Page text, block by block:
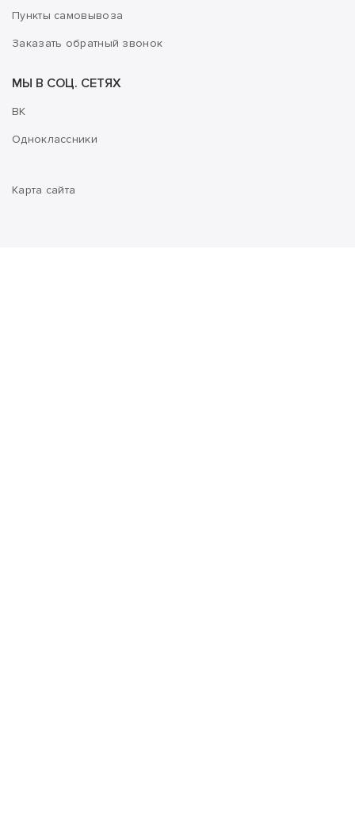
Пункты самовывоза
Заказать обратный звонок
МЫ В СОЦ. СЕТЯХ
ВК
Одноклассники
Карта сайта